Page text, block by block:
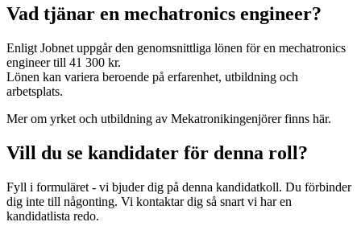
Vad tjänar en mechatronics engineer?
Enligt Jobnet uppgår den genomsnittliga lönen för en mechatronics
engineer till 41 300 kr.
Lönen kan variera beroende på erfarenhet, utbildning och
arbetsplats.
Mer om yrket och utbildning av Mekatronikingenjörer finns här.
Vill du se kandidater för denna roll?
Fyll i formuläret - vi bjuder dig på denna kandidatkoll. Du förbinder
dig inte till någonting. Vi kontaktar dig så snart vi har en
kandidatlista redo.